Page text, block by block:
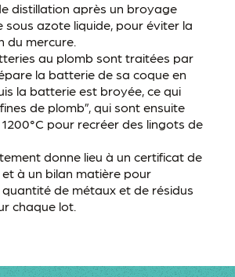
distillation après un broyage
sous azote liquide, pour éviter la
du mercure.
au plomb sont traitées par
la batterie de sa coque en
la batterie est broyée, ce qui
de plomb”, qui sont ensuite
pour recréer des lingots de
donne lieu à un certificat de
à un bilan matière pour
de métaux et de résidus
chaque lot.